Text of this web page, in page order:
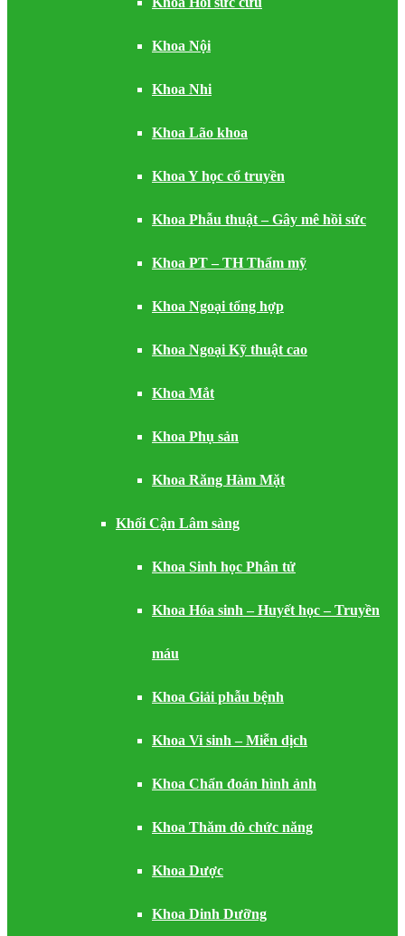
Khoa Nội
Khoa Nhi
Khoa Lão khoa
Khoa Y học cổ truyền
Khoa Phẫu thuật – Gây mê hồi sức
Khoa PT – TH Thẩm mỹ
Khoa Ngoại tổng hợp
Khoa Ngoại Kỹ thuật cao
Khoa Mắt
Khoa Phụ sản
Khoa Răng Hàm Mặt
Khối Cận Lâm sàng
Khoa Sinh học Phân tử
Khoa Hóa sinh – Huyết học – Truyền
máu
Khoa Giải phẫu bệnh
Khoa Vi sinh – Miễn dịch
Khoa Chẩn đoán hình ảnh
Khoa Thăm dò chức năng
Khoa Dược
Khoa Dinh Dưỡng